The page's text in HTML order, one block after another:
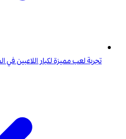
تجربة لعب مميزة لكبار اللاعبين